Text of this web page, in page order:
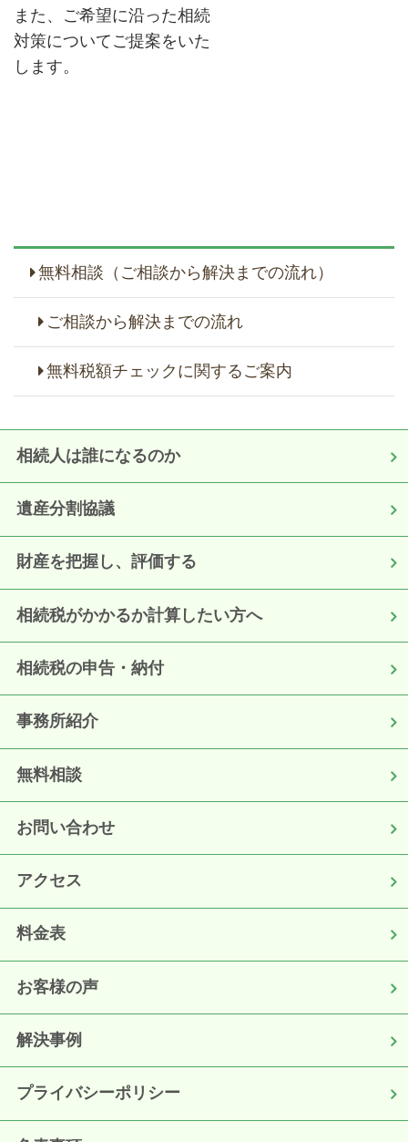
また、ご希望に沿った相続
対策についてご提案をいた
します。
無料相談（ご相談から解決までの流れ）
ご相談から解決までの流れ
無料税額チェックに関するご案内
相続人は誰になるのか
遺産分割協議
財産を把握し、評価する
相続税がかかるか計算したい方へ
相続税の申告・納付
事務所紹介
無料相談
お問い合わせ
アクセス
料金表
お客様の声
解決事例
プライバシーポリシー